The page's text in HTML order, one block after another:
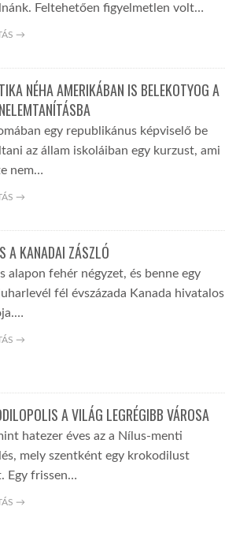
Feltehetően figyelmetlen volt…
→
NÉHA AMERIKÁBAN IS BELEKOTYOG A
egy republikánus képviselő be
az állam iskoláiban egy kurzust, ami
nem…
→
A KANADAI ZÁSZLÓ
alapon fehér négyzet, és benne egy
fél évszázada Kanada hivatalos
→
A VILÁG LEGRÉGIBB VÁROSA
hatezer éves az a Nílus-menti
mely szentként egy krokodilust
Egy frissen…
→